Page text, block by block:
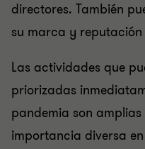
directores. También
su marca y reputación
Las actividades que
priorizadas
pandemia son
importancia diversa